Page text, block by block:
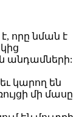
որը նման է
անդամների:
կարող են
մի մասը